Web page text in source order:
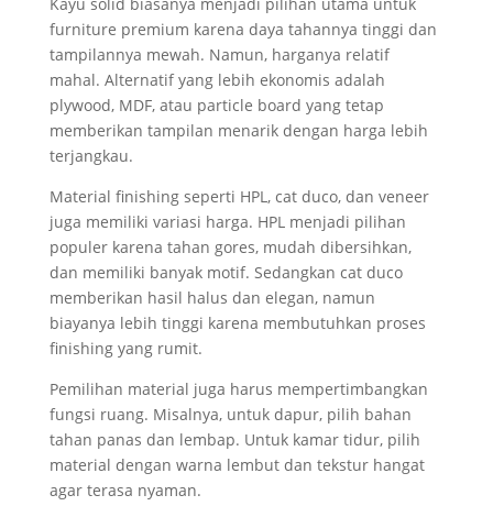
furniture premium karena daya tahannya tinggi dan
tampilannya mewah. Namun, harganya relatif
mahal. Alternatif yang lebih ekonomis adalah
plywood, MDF, atau particle board yang tetap
memberikan tampilan menarik dengan harga lebih
terjangkau.
Material finishing seperti HPL, cat duco, dan veneer
juga memiliki variasi harga. HPL menjadi pilihan
populer karena tahan gores, mudah dibersihkan,
dan memiliki banyak motif. Sedangkan cat duco
memberikan hasil halus dan elegan, namun
biayanya lebih tinggi karena membutuhkan proses
finishing yang rumit.
Pemilihan material juga harus mempertimbangkan
fungsi ruang. Misalnya, untuk dapur, pilih bahan
tahan panas dan lembap. Untuk kamar tidur, pilih
material dengan warna lembut dan tekstur hangat
agar terasa nyaman.